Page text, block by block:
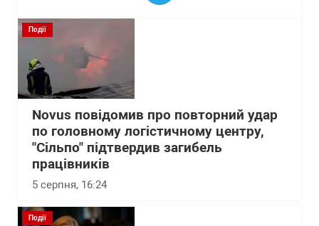
Події
Novus повідомив про повторний удар
по головному логістичному центру,
"Сільпо" підтвердив загибель
працівників
5 серпня, 16:24
Події